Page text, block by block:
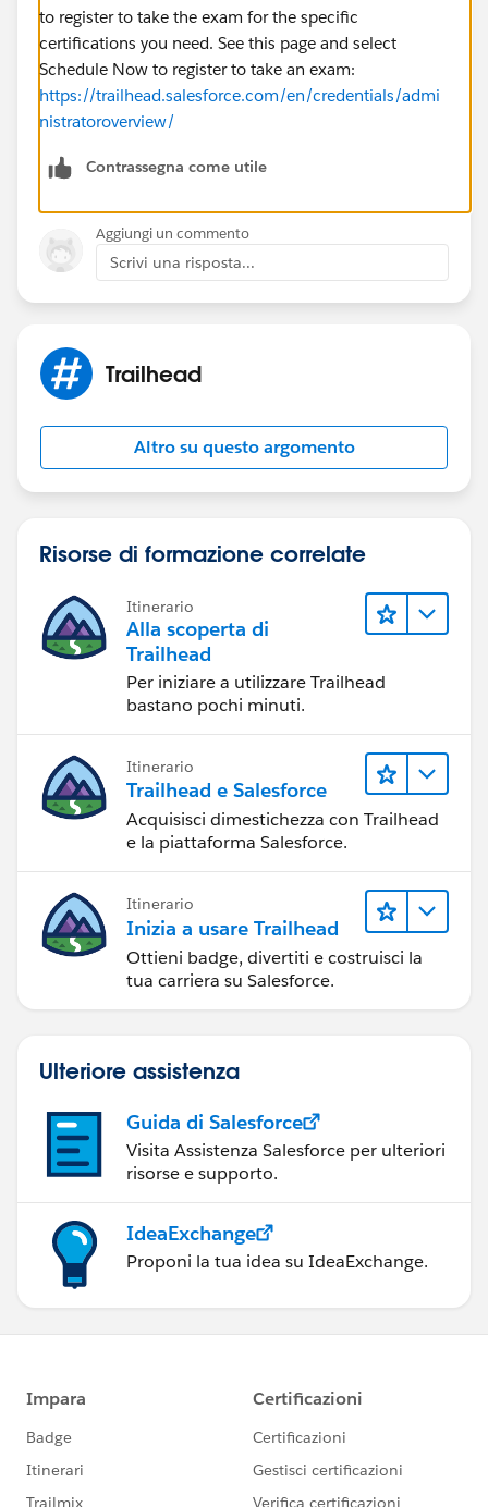
to register to take the exam for the specific
certifications you need. See this page and select
Schedule Now to register to take an exam:
https://trailhead.salesforce.com/en/credentials/admi
nistratoroverview/
Contrassegna come utile
Aggiungi un commento
Scrivi una risposta...
Trailhead
Altro su questo argomento
Risorse di formazione correlate
Itinerario
Alla scoperta di
Trailhead
Per iniziare a utilizzare Trailhead
bastano pochi minuti.
Itinerario
Trailhead e Salesforce
Acquisisci dimestichezza con Trailhead
e la piattaforma Salesforce.
Itinerario
Inizia a usare Trailhead
Ottieni badge, divertiti e costruisci la
tua carriera su Salesforce.
Ulteriore assistenza
Guida di Salesforce
Visita Assistenza Salesforce per ulteriori
risorse e supporto.
IdeaExchange
Proponi la tua idea su IdeaExchange.